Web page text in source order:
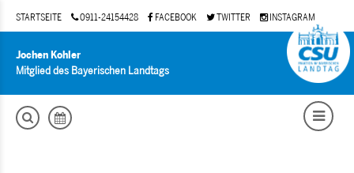
STARTSEITE 0911-24154428 FACEBOOK TWITTER INSTAGRAM
Jochen Kohler
Mitglied des Bayerischen Landtags